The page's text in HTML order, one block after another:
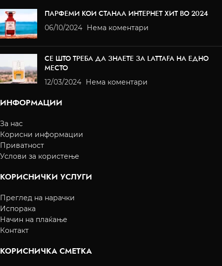
ПАРФЕМИ КОИ СТАНАА ИНТЕРНЕТ ХИТ ВО 2024
06/10/2024 Нема коментари
СЕ ШТО ТРЕБА ДА ЗНАЕТЕ ЗА LATTAFA НА ЕДНО
МЕСТО
12/03/2024 Нема коментари
ИНФОРМАЦИИ
За нас
Корисни информации
Приватност
Услови за користење
КОРИСНИЧКИ УСЛУГИ
Преглед на нарачки
Испорака
Начин на плаќање
Контакт
КОРИСНИЧКА СМЕТКА